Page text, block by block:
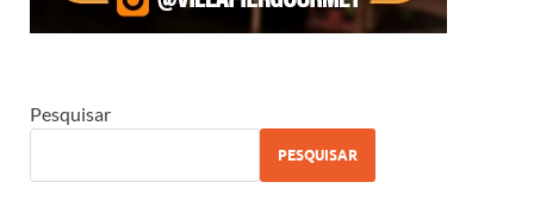
Pesquisar
PESQUISAR